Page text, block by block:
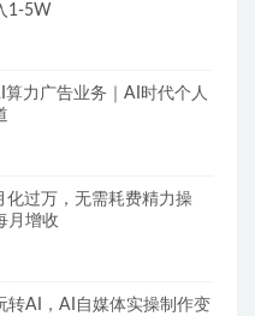
1-5W
算力广告业务｜AI时代个人
化过万，无需耗费精力操
月增收
转AI，AI自媒体实操制作变